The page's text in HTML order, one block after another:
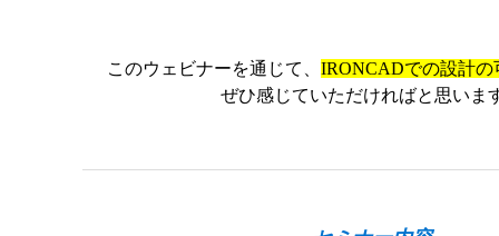
このウェビナーを通じて、IRONCADでの設計
ぜひ感じていただければと思いま